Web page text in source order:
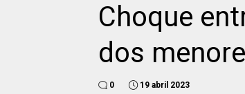
Choque
dos
0 19 abril 2023